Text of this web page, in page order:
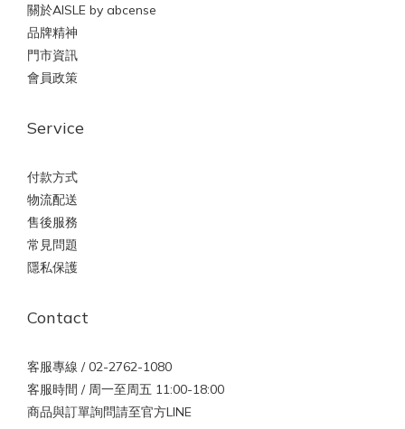
關於AISLE by abcense
品牌精神
門市資訊
會員政策
Service
付款方式
物流配送
售後服務
常見問題
隱私保護
Contact
客服專線 / 02-2762-1080
客服時間 / 周一至周五 11:00-18:00
商品與訂單詢問請至官方LINE